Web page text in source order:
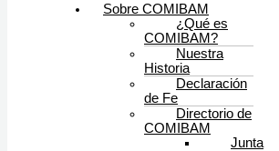
Sobre COMIBAM
¿Qué es
COMIBAM?
Nuestra
Historia
Declaración
de Fe
Directorio de
COMIBAM
Junta